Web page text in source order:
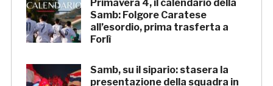
Primavera 4, il calendario della
Samb: Folgore Caratese
all’esordio, prima trasferta a
Forlì
Samb, su il sipario: stasera la
presentazione della squadra in